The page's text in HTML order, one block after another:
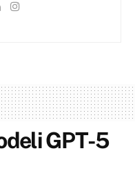
GPT-5